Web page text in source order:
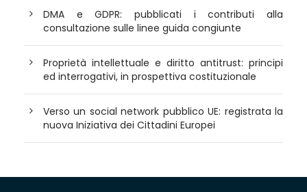
DMA e GDPR: pubblicati i contributi alla
consultazione sulle linee guida congiunte
Proprietà intellettuale e diritto antitrust: principi
ed interrogativi, in prospettiva costituzionale
Verso un social network pubblico UE: registrata la
nuova Iniziativa dei Cittadini Europei